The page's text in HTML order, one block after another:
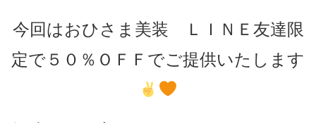
今回はおひさま美装 ＬＩＮＥ友達限
定で５０％ＯＦＦでご提供いたします